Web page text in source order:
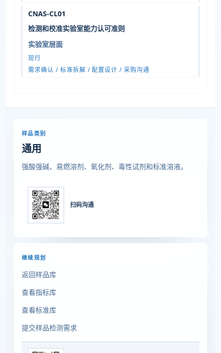
CNAS-CL01
检测和校准实验室能力认可准则
实验室层面
现行
需求确认 / 标准拆解 / 配置设计 / 采购沟通
样品类别
通用
强酸强碱、易燃溶剂、氧化剂、毒性试剂和标准溶液。
扫码沟通
继续规划
返回样品库
查看指标库
查看标准库
提交样品检测需求